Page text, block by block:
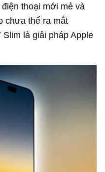
thoại mới mẻ và
chưa thể ra mắt
là giải pháp Apple